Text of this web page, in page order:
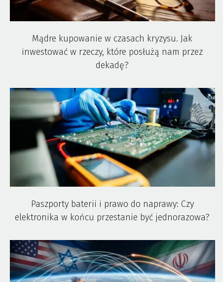
Mądre kupowanie w czasach kryzysu. Jak
inwestować w rzeczy, które posłużą nam przez
dekadę?
Paszporty baterii i prawo do naprawy: Czy
elektronika w końcu przestanie być jednorazowa?